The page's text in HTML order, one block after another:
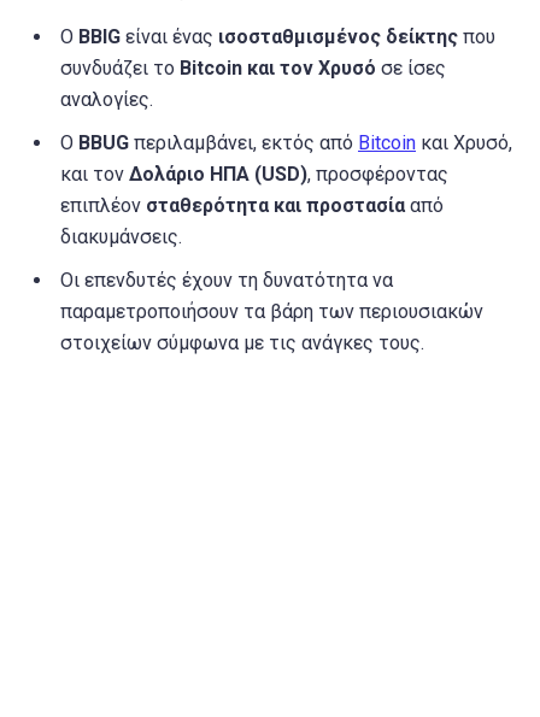
Ο BBIG είναι ένας ισοσταθμισμένος δείκτης που
συνδυάζει το Bitcoin και τον Χρυσό σε ίσες
αναλογίες.
Ο BBUG περιλαμβάνει, εκτός από Bitcoin και Χρυσό,
και τον Δολάριο ΗΠΑ (USD), προσφέροντας
επιπλέον σταθερότητα και προστασίααπό
διακυμάνσεις.
Οι επενδυτές έχουν τη δυνατότητα να
παραμετροποιήσουν τα βάρη των περιουσιακών
στοιχείων σύμφωνα με τις ανάγκες τους.